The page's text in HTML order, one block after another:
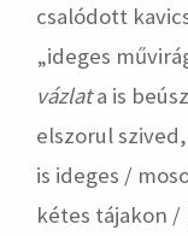
csalódott
„ideges
vázlata is
elszorul
is ideges /
kétes tájakon /